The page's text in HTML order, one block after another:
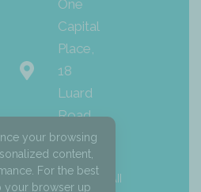
One
Capital
Place,
18
Luard
Road,
Wan
Chai
© 2026 Mind HK. All
your browsing
content,
For the best
your browser up